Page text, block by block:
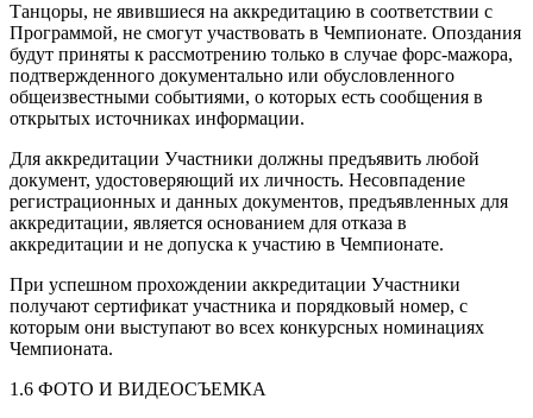
Танцоры, не явившиеся на аккредитацию в соответствии с
Программой, не смогут участвовать в Чемпионате. Опоздания
будут приняты к рассмотрению только в случае форс-мажора,
подтвержденного документально или обусловленного
общеизвестными событиями, о которых есть сообщения в
открытых источниках информации.
Для аккредитации Участники должны предъявить любой
документ, удостоверяющий их личность. Несовпадение
регистрационных и данных документов, предъявленных для
аккредитации, является основанием для отказа в
аккредитации и не допуска к участию в Чемпионате.
При успешном прохождении аккредитации Участники
получают сертификат участника и порядковый номер, с
которым они выступают во всех конкурсных номинациях
Чемпионата.
1.6 ФОТО И ВИДЕОСЪЕМКА